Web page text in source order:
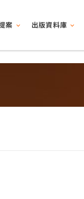
案 出版資料庫